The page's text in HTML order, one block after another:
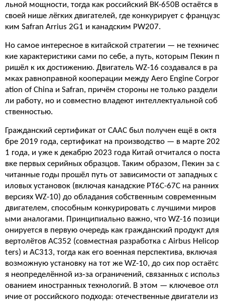
льной мощности, тогда как российский ВК-650В остаётся в
своей нише лёгких двигателей, где конкурирует с французс
ким Safran Arrius 2G1 и канадским PW207.
Но самое интересное в китайской стратегии — не техничес
кие характеристики сами по себе, а путь, которым Пекин п
ришёл к их достижению. Двигатель WZ-16 создавался в ра
мках равноправной кооперации между Aero Engine Corpor
ation of China и Safran, причём стороны не только раздели
ли работу, но и совместно владеют интеллектуальной соб
ственностью.
Гражданский сертификат от CAAC был получен ещё в октя
бре 2019 года, сертификат на производство — в марте 202
1 года, и уже к декабрю 2023 года Китай отчитался о поста
вке первых серийных образцов. Таким образом, Пекин за с
читанные годы прошёл путь от зависимости от западных с
иловых установок (включая канадские PT6C-67C на ранних
версиях WZ-10) до обладания собственным современным
двигателем, способным конкурировать с лучшими миров
ыми аналогами. Принципиально важно, что WZ-16 позици
онируется в первую очередь как гражданский продукт для
вертолётов AC352 (совместная разработка с Airbus Helicop
ters) и AC313, тогда как его военная перспектива, включая
возможную установку на тот же WZ-10, до сих пор остаётс
я неопределённой из‑за ограничений, связанных с использ
ованием иностранных технологий. В этом — ключевое отл
ичие от российского подхода: отечественные двигатели из